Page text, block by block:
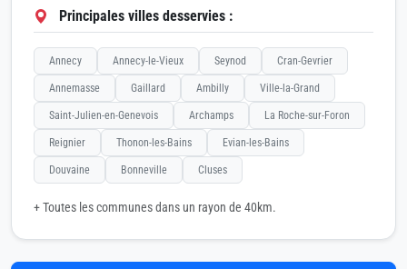
Principales villes desservies :
Annecy Annecy-le-Vieux Seynod Cran-Gevrier
Annemasse Gaillard Ambilly Ville-la-Grand
Saint-Julien-en-Genevois Archamps La Roche-sur-Foron
Reignier Thonon-les-Bains Evian-les-Bains
Douvaine Bonneville Cluses
+ Toutes les communes dans un rayon de 40km.